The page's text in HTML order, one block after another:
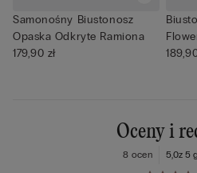
Samonośny Biustonosz
Opaska Odkryte Ramiona
179,90 zł
Oceny i
5,0z 5
8 ocen